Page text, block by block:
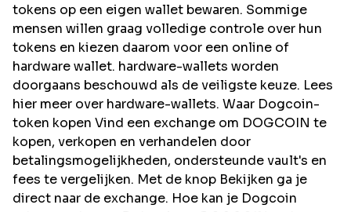
tokens op een eigen wallet bewaren. Sommige
mensen willen graag volledige controle over hun
tokens en kiezen daarom voor een online of
hardware wallet. hardware-wallets worden
doorgaans beschouwd als de veiligste keuze. Lees
hier meer over hardware-wallets. Waar Dogcoin-
token kopen Vind een exchange om DOGCOIN te
kopen, verkopen en verhandelen door
betalingsmogelijkheden, ondersteunde vault's en
fees te vergelijken. Met de knop Bekijken ga je
direct naar de exchange. Hoe kan je Dogcoin